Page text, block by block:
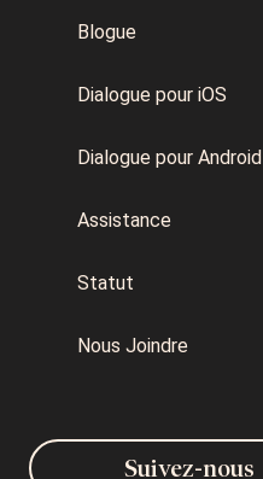
Blogue
Dialogue pour iOS
Dialogue pour Android
Assistance
Statut
Nous Joindre
Suivez-nous